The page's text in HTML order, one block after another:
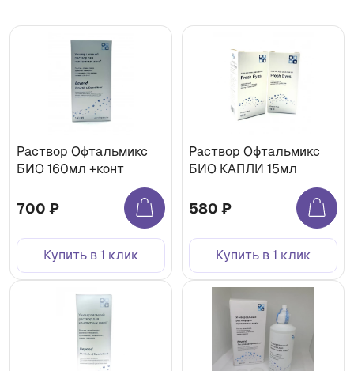
Раствор Офтальмикс
БИО 160мл +конт
700 ₽
Купить в 1 клик
Раствор Офтальмикс
БИО КАПЛИ 15мл
580 ₽
Купить в 1 клик